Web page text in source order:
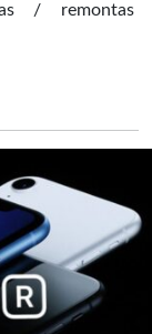
/ remontas